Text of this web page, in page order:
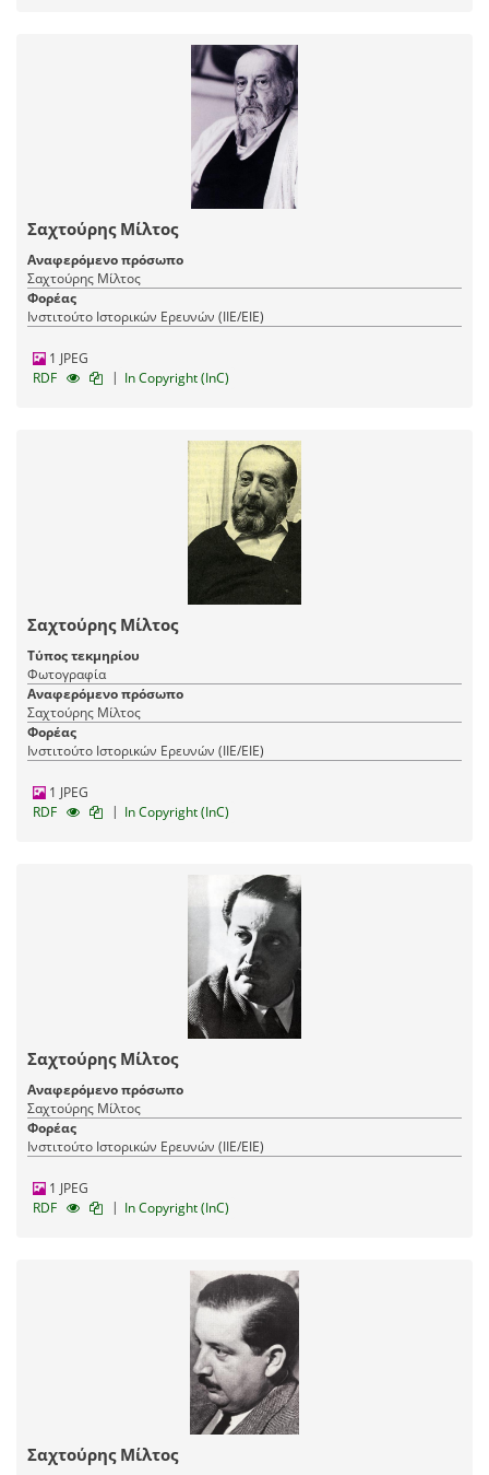
Σαχτούρης Μίλτος
Αναφερόμενο πρόσωπο
Σαχτούρης Μίλτος
Φορέας
Ινστιτούτο Ιστορικών Ερευνών (ΙΙΕ/ΕΙΕ)
1 JPEG
RDF
| In Copyright (InC)
Σαχτούρης Μίλτος
Τύπος τεκμηρίου
Φωτογραφία
Αναφερόμενο πρόσωπο
Σαχτούρης Μίλτος
Φορέας
Ινστιτούτο Ιστορικών Ερευνών (ΙΙΕ/ΕΙΕ)
1 JPEG
RDF
| In Copyright (InC)
Σαχτούρης Μίλτος
Αναφερόμενο πρόσωπο
Σαχτούρης Μίλτος
Φορέας
Ινστιτούτο Ιστορικών Ερευνών (ΙΙΕ/ΕΙΕ)
1 JPEG
RDF
| In Copyright (InC)
Σαχτούρης Μίλτος